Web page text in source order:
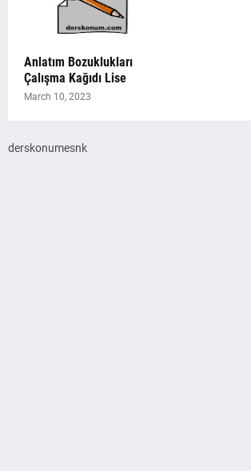
Anlatım Bozuklukları
Çalışma Kağıdı Lise
March 10, 2023
derskonumesnk